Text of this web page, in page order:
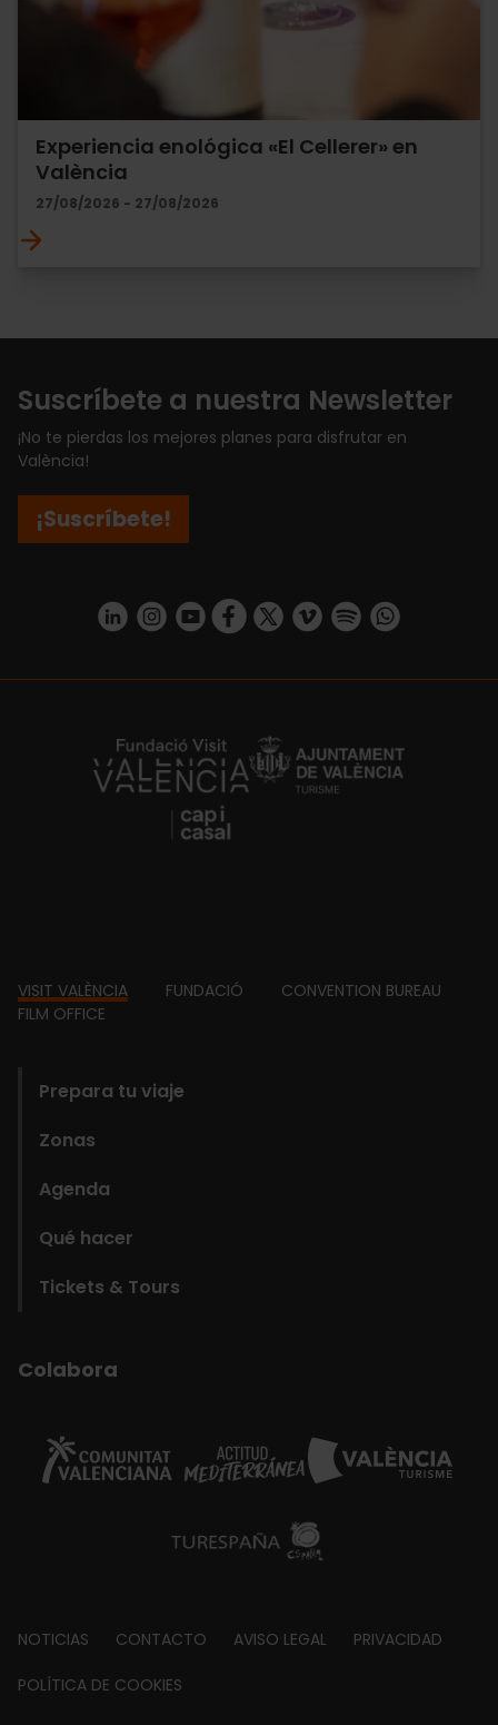
Experiencia enológica «El Cellerer» en
València
27/08/2026 - 27/08/2026
Suscríbete a nuestra Newsletter
¡No te pierdas los mejores planes para disfrutar en
València!
¡Suscríbete!
https://www.linkedin.com/company/turismo-valencia/mycompany/
https://www.instagram.com/visit_valencia/
https://www.youtube.com/user/
https://www.facebook.com/
https://twitter.com/
https://vimeo.com/
https://https://api.whatsapp.com/
https://fundacion.visitvalencia.com/
Footer
VISIT VALÈNCIA FUNDACIÓ
CONVENTION BUREAU
FILM OFFICE
Prepara tu viaje
Zonas
Agenda
Qué hacer
Tickets & Tours
Colabora
Footer
about
NOTICIAS CONTACTO AVISO LEGAL PRIVACIDAD
POLÍTICA DE COOKIES